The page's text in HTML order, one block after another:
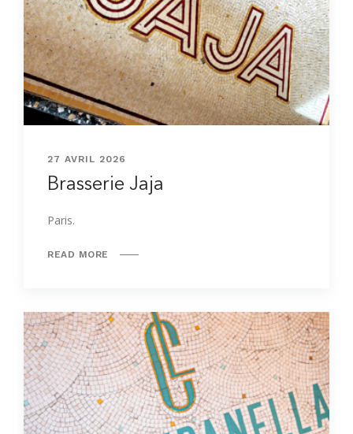
27 AVRIL 2026
Brasserie Jaja
Paris.
READ MORE